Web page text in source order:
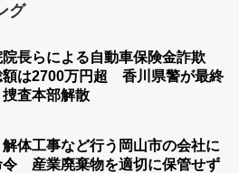
グ
院長らによる自動車保険金詐欺
額は2700万円超 香川県警が最終
査本部解散
解体工事など行う岡山市の会社に
令 産業廃棄物を適切に保管せず